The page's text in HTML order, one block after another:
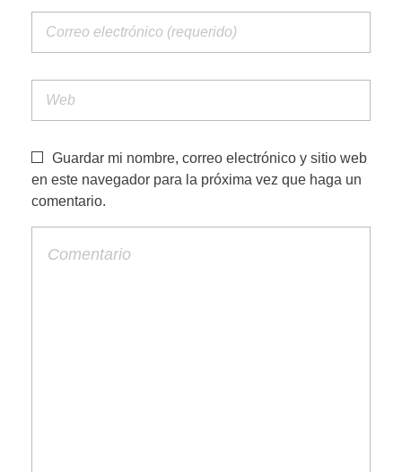
Guardar mi nombre, correo electrónico y sitio web
en este navegador para la próxima vez que haga un
comentario.